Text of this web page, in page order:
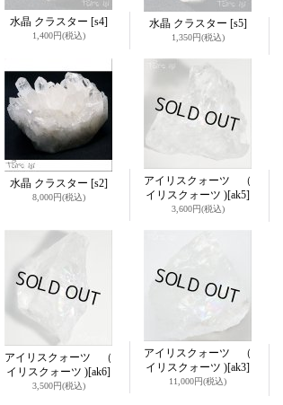
水晶 クラスター [s4]
1,400円(税込)
水晶 クラスター [s5]
1,350円(税込)
水晶 クラスター [s2]
8,000円(税込)
アイリスクォーツ （
イリスクォーツ )[ak5]
3,600円(税込)
アイリスクォーツ （
イリスクォーツ )[ak6]
3,500円(税込)
アイリスクォーツ （
イリスクォーツ )[ak3]
11,000円(税込)